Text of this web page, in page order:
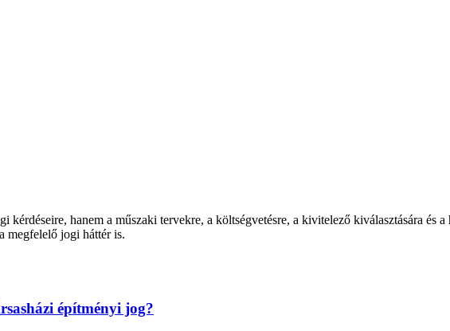
hanem a műszaki tervekre, a költségvetésre, a kivitelező kiválasztására és
megfelelő jogi háttér is.
építményi jog?